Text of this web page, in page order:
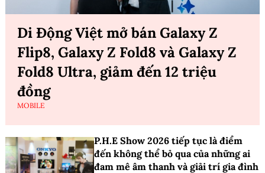
Di Động Việt mở bán Galaxy Z
Flip8, Galaxy Z Fold8 và Galaxy Z
Fold8 Ultra, giảm đến 12 triệu
đồng
MOBILE
P.H.E Show 2026 tiếp tục là điểm
đến không thể bỏ qua của những ai
đam mê âm thanh và giải trí gia đình